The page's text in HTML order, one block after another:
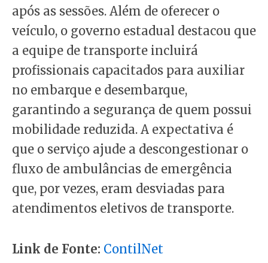
após as sessões. Além de oferecer o
veículo, o governo estadual destacou que
a equipe de transporte incluirá
profissionais capacitados para auxiliar
no embarque e desembarque,
garantindo a segurança de quem possui
mobilidade reduzida. A expectativa é
que o serviço ajude a descongestionar o
fluxo de ambulâncias de emergência
que, por vezes, eram desviadas para
atendimentos eletivos de transporte.
Link de Fonte: ContilNet